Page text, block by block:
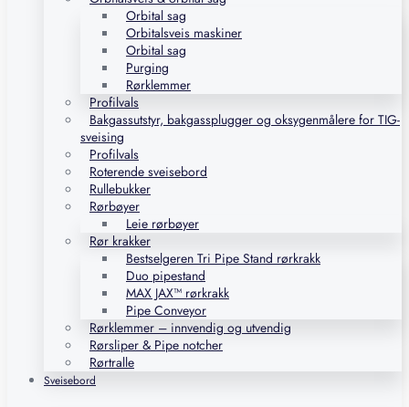
Orbital sag
Orbitalsveis maskiner
Orbital sag
Purging
Rørklemmer
Profilvals
Bakgassutstyr, bakgassplugger og oksygenmålere for TIG-
sveising
Profilvals
Roterende sveisebord
Rullebukker
Rørbøyer
Leie rørbøyer
Rør krakker
Bestselgeren Tri Pipe Stand rørkrakk
Duo pipestand
MAX JAX™ rørkrakk
Pipe Conveyor
Rørklemmer – innvendig og utvendig
Rørsliper & Pipe notcher
Rørtralle
Sveisebord